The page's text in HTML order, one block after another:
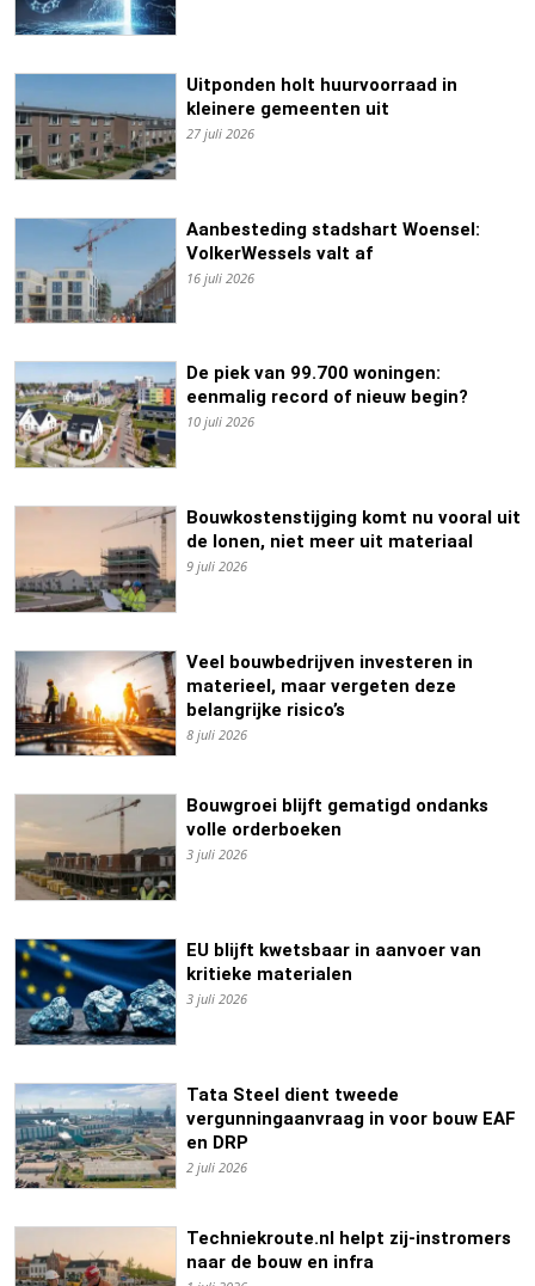
Uitponden holt huurvoorraad in
kleinere gemeenten uit
27 juli 2026
Aanbesteding stadshart Woensel:
VolkerWessels valt af
16 juli 2026
De piek van 99.700 woningen:
eenmalig record of nieuw begin?
10 juli 2026
Bouwkostenstijging komt nu vooral uit
de lonen, niet meer uit materiaal
9 juli 2026
Veel bouwbedrijven investeren in
materieel, maar vergeten deze
belangrijke risico’s
8 juli 2026
Bouwgroei blijft gematigd ondanks
volle orderboeken
3 juli 2026
EU blijft kwetsbaar in aanvoer van
kritieke materialen
3 juli 2026
Tata Steel dient tweede
vergunningaanvraag in voor bouw EAF
en DRP
2 juli 2026
Techniekroute.nl helpt zij-instromers
naar de bouw en infra